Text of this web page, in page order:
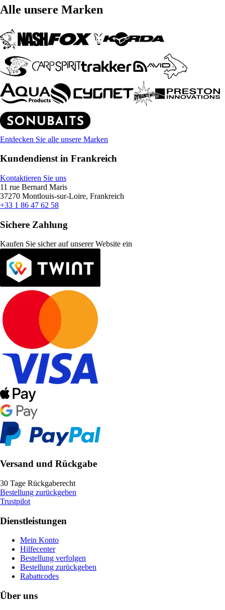
Alle unsere Marken
Entdecken Sie alle unsere Marken
Kundendienst in Frankreich
Kontaktieren Sie uns
11 rue Bernard Maris
37270 Montlouis-sur-Loire, Frankreich
+33 1 86 47 62 58
Sichere Zahlung
Kaufen Sie sicher auf unserer Website ein
Versand und Rückgabe
30 Tage Rückgaberecht
Bestellung zurückgeben
Trustpilot
Dienstleistungen
Mein Konto
Hilfecenter
Bestellung verfolgen
Bestellung zurückgeben
Rabattcodes
Über uns